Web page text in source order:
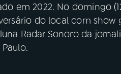
em 2022. No domingo
do local com show
Radar Sonoro da